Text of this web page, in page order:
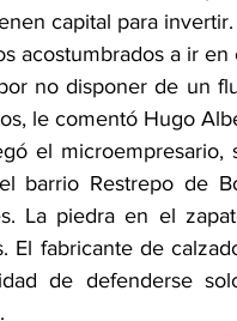
capital para invertir.
acostumbrados a ir
no disponer de un
le comentó Hugo
el
barrio Restrepo de
La piedra en el
El fabricante de
de defenderse